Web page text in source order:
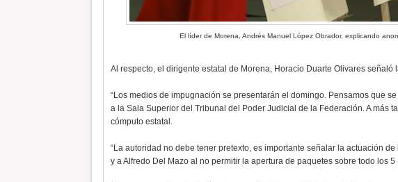
El líder de Morena, Andrés Manuel López Obrador, explicando
Al respecto, el dirigente estatal de Morena, Horacio Duarte Olivares señaló
“Los medios de impugnación se presentarán el domingo. Pensamos que
a la Sala Superior del Tribunal del Poder Judicial de la Federación. A más
cómputo estatal.
“La autoridad no debe tener pretexto, es importante señalar la actuación
y a Alfredo Del Mazo al no permitir la apertura de paquetes sobre todo los 5